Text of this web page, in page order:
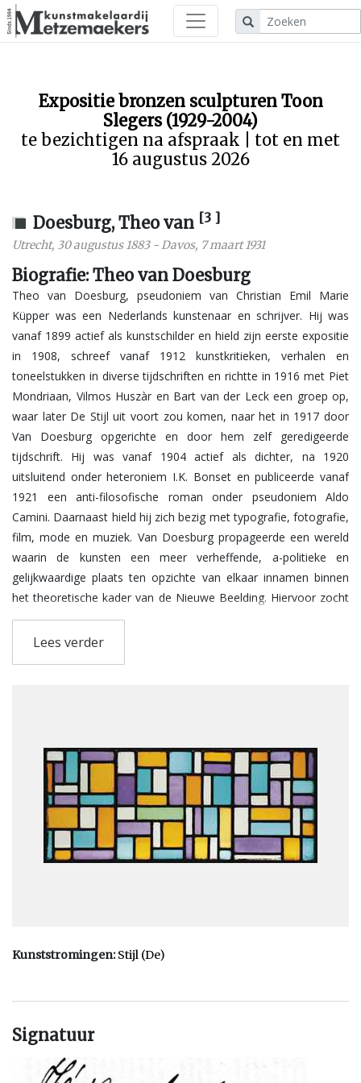
Expositie bronzen sculpturen Toon
Slegers (1929-2004)
te bezichtigen na afspraak | tot en met
16 augustus 2026
Doesburg, Theo van [3 ]
Utrecht, 30 augustus 1883-Davos, 7 maart 1931
Biografie: Theo van Doesburg
Theo van Doesburg, pseudoniem van Christian Emil Marie
Küpper was een Nederlands kunstenaar en schrijver. Hij was
vanaf 1899 actief als kunstschilder en hield zijn eerste expositie
in 1908, schreef vanaf 1912 kunstkritieken, verhalen en
toneelstukken in diverse tijdschriften en richtte in 1916 met Piet
Mondriaan, Vilmos Huszàr en Bart van der Leck een groep op,
waar later De Stijl uit voort zou komen, naar het in 1917 door
Van Doesburg opgerichte en door hem zelf geredigeerde
tijdschrift. Hij was vanaf 1904 actief als dichter, na 1920
uitsluitend onder heteroniem I.K. Bonset en publiceerde vanaf
1921 een anti-filosofische roman onder pseudoniem Aldo
Camini. Daarnaast hield hij zich bezig met typografie, fotografie,
film, mode en muziek. Van Doesburg propageerde een wereld
waarin de kunsten een meer verheffende, a-politieke en
gelijkwaardige plaats ten opzichte van elkaar innamen binnen
het theoretische kader van de Nieuwe Beelding. Hiervoor zocht
hij aansluiting bij de internationale avant-garde. Vlak voor zijn
dood vestigde hij zich als architect in Meudon.
voorzien. Een jaar na Emiles geboorte ging het fotoatelier van
zijn vader failliet en vertrok hij naar Duitsland. In september
1884 ging het resterende gezin bij de horlogemaker Theodorus
Doesburg in Amsterdam wonen. Pas nadat Wilhelm Küpper in
1892 in Lindenhöhe bij Keulen overleed, hertrouwde zijn moeder
in juli 1893 met Theodorus Doesburg.
Dramatische Kunst van Cateau Esser in Amsterdam, maar het
eerste schilderkunstige probeersels dateren van 1899 en
omstreeks 1902-1903 volgde hij enkele schilderlessen van de
schilder Adri Grootens. Verder bleef hij zijn leven lang autodidact.
Zijn eerste werk signeerde hij met de naam van zijn stiefvader:
Lees verder
Kunststromingen: Stijl (De)
Signatuur